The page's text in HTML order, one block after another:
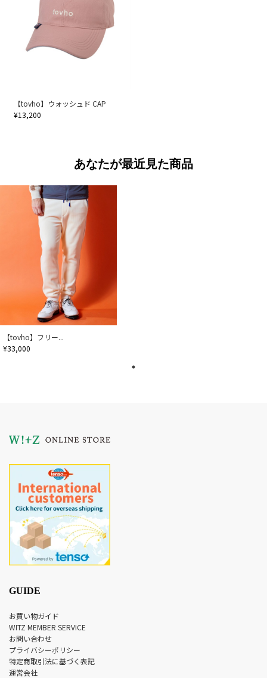
【tovho】ウォッシュド CAP
¥13,200
あなたが最近見た商品
【tovho】フリー...
¥33,000
GUIDE
お買い物ガイド
WITZ MEMBER SERVICE
お問い合わせ
プライバシーポリシー
特定商取引法に基づく表記
運営会社